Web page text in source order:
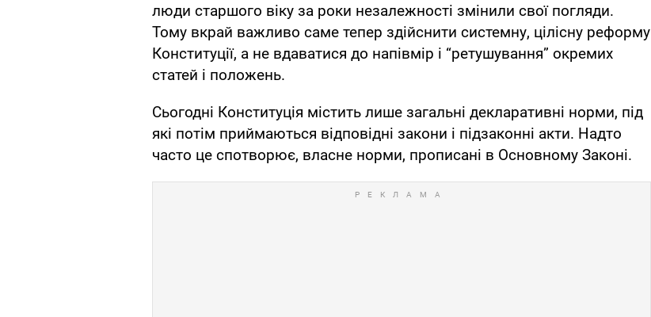
люди старшого віку за роки незалежності змінили свої погляди.
Тому вкрай важливо саме тепер здійснити системну, цілісну реформу
Конституції, а не вдаватися до напівмір і “ретушування” окремих
статей і положень.
Сьогодні Конституція містить лише загальні декларативні норми, під
які потім приймаються відповідні закони і підзаконні акти. Надто
часто це спотворює, власне норми, прописані в Основному Законі.